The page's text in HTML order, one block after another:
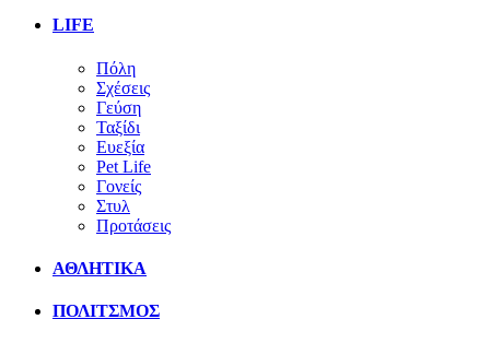
LIFE
Πόλη
Σχέσεις
Γεύση
Ταξίδι
Ευεξία
Pet Life
Γονείς
Στυλ
Προτάσεις
ΑΘΛΗΤΙΚΑ
ΠΟΛΙΤΣΜΟΣ